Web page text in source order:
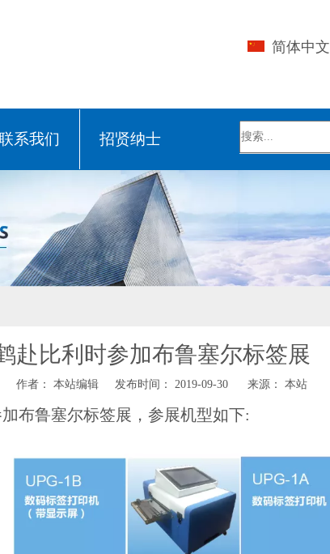
简体中文
系我们 招贤纳士
赴比利时参加布鲁塞尔标签展
作者： 本站编辑 发布时间： 2019-09-30 来源： 本站
布鲁塞尔标签展，参展机型如下: